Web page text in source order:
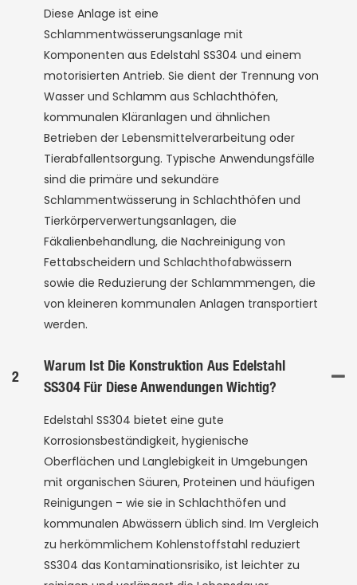
Diese Anlage ist eine
Schlammentwässerungsanlage mit
Komponenten aus Edelstahl SS304 und einem
motorisierten Antrieb. Sie dient der Trennung von
Wasser und Schlamm aus Schlachthöfen,
kommunalen Kläranlagen und ähnlichen
Betrieben der Lebensmittelverarbeitung oder
Tierabfallentsorgung. Typische Anwendungsfälle
sind die primäre und sekundäre
Schlammentwässerung in Schlachthöfen und
Tierkörperverwertungsanlagen, die
Fäkalienbehandlung, die Nachreinigung von
Fettabscheidern und Schlachthofabwässern
sowie die Reduzierung der Schlammmengen, die
von kleineren kommunalen Anlagen transportiert
werden.
2
Warum Ist Die Konstruktion Aus Edelstahl
SS304 Für Diese Anwendungen Wichtig?
Edelstahl SS304 bietet eine gute
Korrosionsbeständigkeit, hygienische
Oberflächen und Langlebigkeit in Umgebungen
mit organischen Säuren, Proteinen und häufigen
Reinigungen – wie sie in Schlachthöfen und
kommunalen Abwässern üblich sind. Im Vergleich
zu herkömmlichem Kohlenstoffstahl reduziert
SS304 das Kontaminationsrisiko, ist leichter zu